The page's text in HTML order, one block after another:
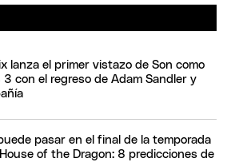
lanza el primer vistazo de Son como
3 con el regreso de Adam Sandler y
pasar en el final de la temporada
of the Dragon: 8 predicciones de